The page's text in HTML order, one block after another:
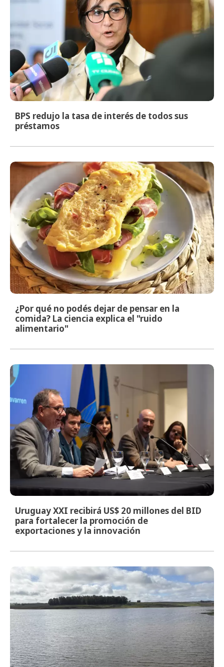
BPS redujo la tasa de interés de todos sus
préstamos
¿Por qué no podés dejar de pensar en la
comida? La ciencia explica el "ruido
alimentario"
Uruguay XXI recibirá US$ 20 millones del BID
para fortalecer la promoción de
exportaciones y la innovación